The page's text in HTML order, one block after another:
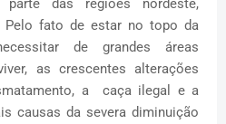
parte das regiões nordeste,
fato de estar no topo da
de grandes áreas
as crescentes alterações
a caça ilegal e a
causas da severa diminuição